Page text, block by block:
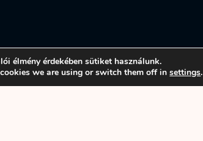
élmény érdekében sütiket használunk.
we are using or switch them off insettings.